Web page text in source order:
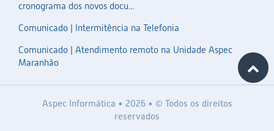
cronograma dos novos docu...
Comunicado | Intermitência na Telefonia
Comunicado | Atendimento remoto na Unidade Aspec
Maranhão
Aspec Informática • 2026 • © Todos os direitos
reservados